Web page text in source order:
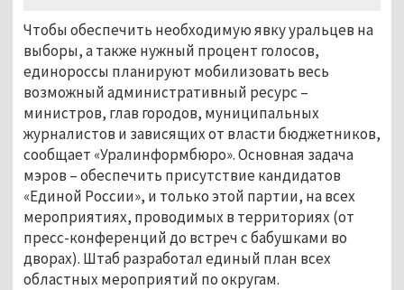
Чтобы обеспечить необходимую явку уральцев на
выборы, а также нужный процент голосов,
единороссы планируют мобилизовать весь
возможный административный ресурс –
министров, глав городов, муниципальных
журналистов и зависящих от власти бюджетников,
сообщает «Уралинформбюро». Основная задача
мэров – обеспечить присутствие кандидатов
«Единой России», и только этой партии, на всех
мероприятиях, проводимых в территориях (от
пресс-конференций до встреч с бабушками во
дворах). Штаб разработал единый план всех
областных мероприятий по округам.